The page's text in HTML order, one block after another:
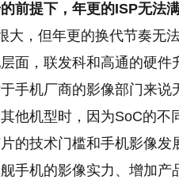
前提下，年更的ISP无法
大，但年更的换代节奏无
面，联发科和高通的硬
手机厂商的影像部门来
他机型时，因为SoC的不
的技术门槛和手机影像发
手机的影像实力、增加